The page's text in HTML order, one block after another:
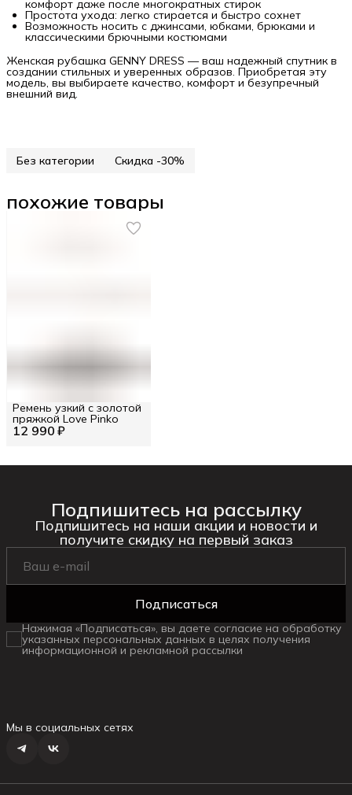
комфорт даже после многократных стирок
Простота ухода: легко стирается и быстро сохнет
Возможность носить с джинсами, юбками, брюками и
классическими брючными костюмами
Женская рубашка GENNY DRESS — ваш надежный спутник в
создании стильных и уверенных образов. Приобретая эту
модель, вы выбираете качество, комфорт и безупречный
внешний вид.
Без категории Скидка -30%
похожие товары
12 990 ₽
Ремень узкий с золотой
пряжкой Love Pinko
Подпишитесь на рассылку
Подпишитесь на наши акции и новости и
получите скидку на первый заказ
Подписаться
Нажимая «Подписаться», вы даете согласие на обработку
указанных персональных данных в целях получения
информационной и рекламной рассылки
Мы в социальных сетях